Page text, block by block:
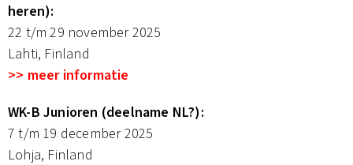
heren):
22 t/m 29 november 2025
Lahti, Finland
>> meer informatie
WK-B Junioren (deelname NL?):
7 t/m 19 december 2025
Lohja, Finland